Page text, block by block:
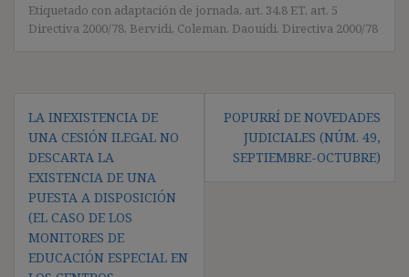
Etiquetado con adaptación de jornada, art. 34.8 ET, art. 5
Directiva 2000/78, Bervidi, Coleman, Daouidi, Directiva 2000/78
de
entradas
LA INEXISTENCIA DE
UNA CESIÓN ILEGAL NO
DESCARTA LA
EXISTENCIA DE UNA
PUESTA A DISPOSICIÓN
(EL CASO DE LOS
MONITORES DE
EDUCACIÓN ESPECIAL EN
POPURRÍ DE NOVEDADES
JUDICIALES (NÚM. 49,
SEPTIEMBRE-OCTUBRE)